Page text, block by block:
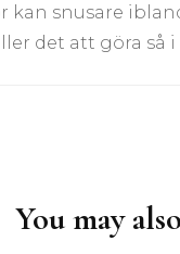
kan snusare
det att göra så
You may